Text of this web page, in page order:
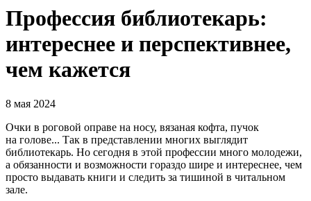
Профессия библиотекарь:
интереснее и перспективнее,
чем кажется
8 мая 2024
Очки в роговой оправе на носу, вязаная кофта, пучок
на голове... Так в представлении многих выглядит
библиотекарь. Но сегодня в этой профессии много молодежи,
а обязанности и возможности гораздо шире и интереснее, чем
просто выдавать книги и следить за тишиной в читальном
зале.